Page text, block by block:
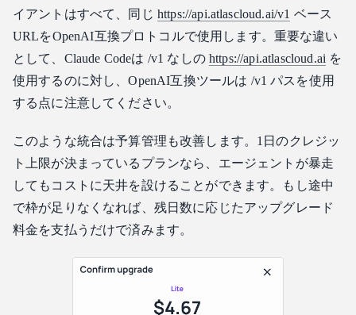
イアントはすべて、同じ https://api.atlascloud.ai/v1 ベース
URLをOpenAI互換プロトコルで使用します。重要な違い
として、Claude Codeは /v1 なしの https://api.atlascloud.ai を
使用するのに対し、OpenAI互換ツールは /v1 パスを使用
する点に注意してください。
このような統合は予算管理も改善します。1日のクレジッ
ト上限が決まっているプランなら、エージェントが暴走
してもコストに天井を設けることができます。もし途中
で枠が足りなくなれば、残日数に応じたアップグレード
料金を支払うだけで済みます。